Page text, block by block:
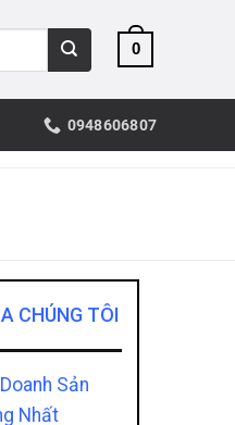
0
0948606807
CHÚNG TÔI
Sản
Nhất